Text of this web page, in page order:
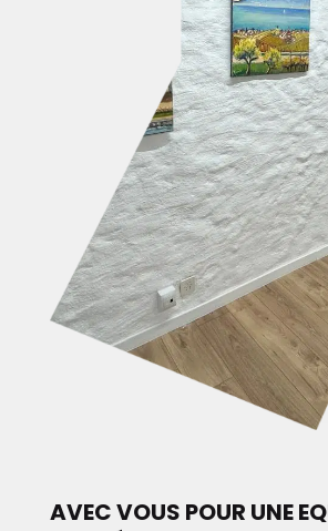
AVEC VOUS POUR UNE